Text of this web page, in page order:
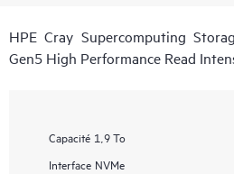
HPE Cray Supercomputing
Gen5 High Performance Read
Capacité 1,9 To
Interface NVMe